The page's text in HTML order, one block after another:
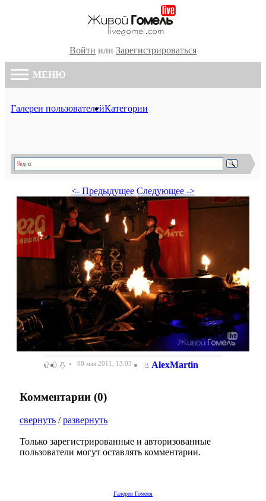
Войти или Зарегистрироваться
МЕНЮ
Галереи пользователейКатегории
<- Предыдущее Следующее ->
0 08 мая 2011, 13:03 AlexMartin
Комментарии (0)
свернуть /развернуть
Только зарегистрированные и авторизованные
пользователи могут оставлять комментарии.
Галерея Гомеля